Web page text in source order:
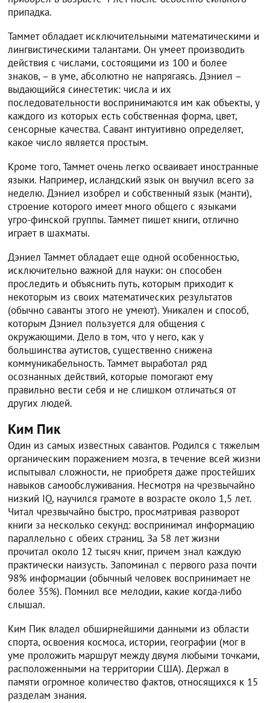
припадка.
Таммет обладает исключительными математическими и
лингвистическими талантами. Он умеет производить
действия с числами, состоящими из 100 и более
знаков, – в уме, абсолютно не напрягаясь. Дэниел –
выдающийся синестетик: числа и их
последовательности воспринимаются им как объекты, у
каждого из которых есть собственная форма, цвет,
сенсорные качества. Савант интуитивно определяет,
какое число является простым.
Кроме того, Таммет очень легко осваивает иностранные
языки. Например, исландский язык он выучил всего за
неделю. Дэниел изобрел и собственный язык (манти),
строение которого имеет много общего с языками
угро-финской группы. Таммет пишет книги, отлично
играет в шахматы.
Дэниел Таммет обладает еще одной особенностью,
исключительно важной для науки: он способен
проследить и объяснить путь, которым приходит к
некоторым из своих математических результатов
(обычно саванты этого не умеют). Уникален и способ,
которым Дэниел пользуется для общения с
окружающими. Дело в том, что у него, как у
большинства аутистов, существенно снижена
коммуникабельность. Таммет выработал ряд
осознанных действий, которые помогают ему
правильно вести себя и не слишком отличаться от
других людей.
Ким Пик
Один из самых известных савантов. Родился с тяжелым
органическим поражением мозга, в течение всей жизни
испытывал сложности, не приобретя даже простейших
навыков самообслуживания. Несмотря на чрезвычайно
низкий IQ, научился грамоте в возрасте около 1,5 лет.
Читал чрезвычайно быстро, просматривая разворот
книги за несколько секунд: воспринимал информацию
параллельно с обеих страниц. За 58 лет жизни
прочитал около 12 тысяч книг, причем знал каждую
практически наизусть. Запоминал с первого раза почти
98% информации (обычный человек воспринимает не
более 35%). Помнил все мелодии, какие когда-либо
слышал.
Ким Пик владел обширнейшими данными из области
спорта, освоения космоса, истории, географии (мог в
уме проложить маршрут между двумя любыми точками,
расположенными на территории США). Держал в
памяти огромное количество фактов, относящихся к 15
разделам знания.